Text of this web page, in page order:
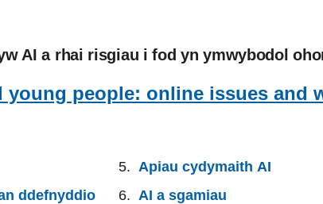
AI a rhai risgiau i fod yn ymwybodol
young people: online issues and
ddefnyddio
Apiau cydymaith AI
AI a sgamiau